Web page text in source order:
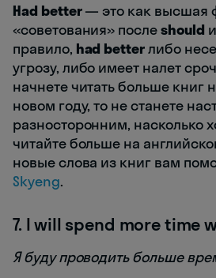
Had better— это как высшая
«советования» послеshould и
правило, had betterлибо
угрозу, либо имеет налет
начнете читать больше книг
новом году, то не станете
разносторонним, насколько
читайте больше на
новые слова из книг вам
Skyeng.
7. I will spend more time
Я буду проводить больше